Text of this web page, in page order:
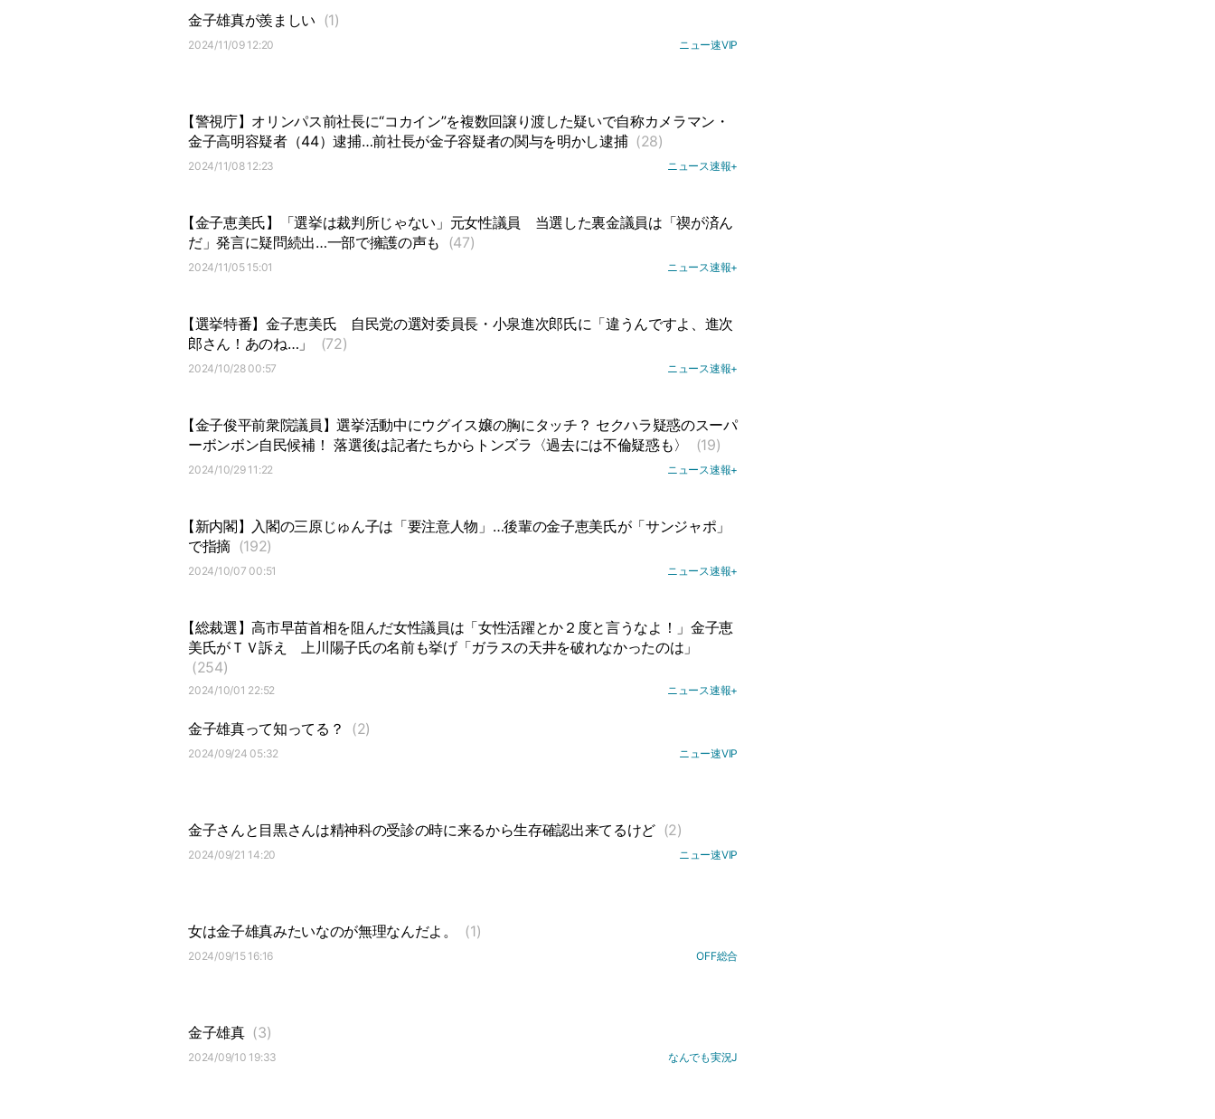
金子雄真が羨ましい (1)
2024/11/09 12:20 ニュー速VIP
【警視庁】オリンパス前社長に“コカイン”を複数回譲り渡した疑いで自称カメラマン・
金子高明容疑者（44）逮捕…前社長が金子容疑者の関与を明かし逮捕 (28)
2024/11/08 12:23 ニュース速報+
【金子恵美氏】「選挙は裁判所じゃない」元女性議員
当選した裏金議員は「禊が済ん
だ」発言に疑問続出…一部で擁護の声も (47)
2024/11/05 15:01 ニュース速報+
【選挙特番】金子恵美氏
自民党の選対委員長・小泉進次郎氏に「違うんですよ、進次
郎さん！あのね…」
(72)
2024/10/28 00:57 ニュース速報+
【金子俊平前衆院議員】選挙活動中にウグイス嬢の胸にタッチ？ セクハラ疑惑のスーパ
ーボンボン自民候補！ 落選後は記者たちからトンズラ〈過去には不倫疑惑も〉
(19)
2024/10/29 11:22 ニュース速報+
【新内閣】入閣の三原じゅん子は「要注意人物」…後輩の金子恵美氏が「サンジャポ」
で指摘 (192)
2024/10/07 00:51 ニュース速報+
【総裁選】高市早苗首相を阻んだ女性議員は「女性活躍とか２度と言うなよ！」金子恵
美氏がＴＶ訴え
上川陽子氏の名前も挙げ「ガラスの天井を破れなかったのは」
(254)
2024/10/01 22:52 ニュース速報+
金子雄真って知ってる？ (2)
2024/09/24 05:32 ニュー速VIP
金子さんと目黒さんは精神科の受診の時に来るから生存確認出来てるけど (2)
2024/09/21 14:20 ニュー速VIP
女は金子雄真みたいなのが無理なんだよ。 (1)
2024/09/15 16:16 OFF総合
金子雄真 (3)
2024/09/10 19:33 なんでも実況J